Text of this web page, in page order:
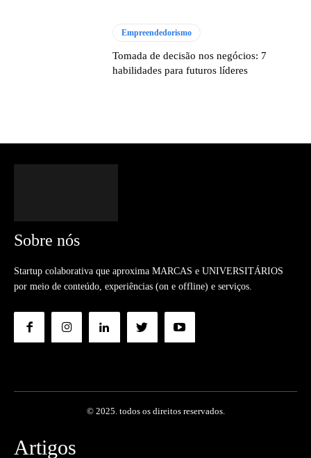
Empreendedorismo
Tomada de decisão nos negócios: 7
habilidades para futuros líderes
Sobre nós
Startup colaborativa que aproxima MARCAS e UNIVERSITÁRIOS
por meio de conteúdo, experiências (on e offline) e serviços.
© 2025. todos os direitos reservados.
Artigos